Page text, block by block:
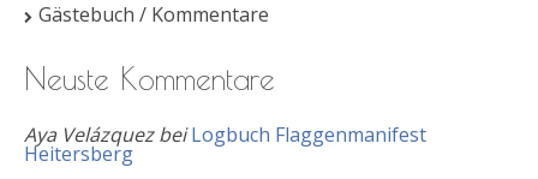
Gästebuch / Kommentare
Neuste Kommentare
Aya VelázquezbeiLogbuch Flaggenmanifest
Heitersberg